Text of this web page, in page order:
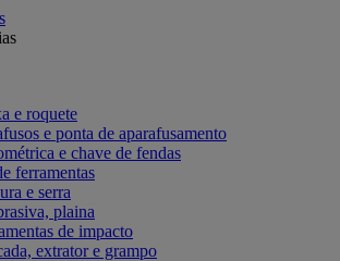
e roquete
e ponta de aparafusamento
e chave de fendas
ferramentas
e serra
plaina
de impacto
extrator e grampo